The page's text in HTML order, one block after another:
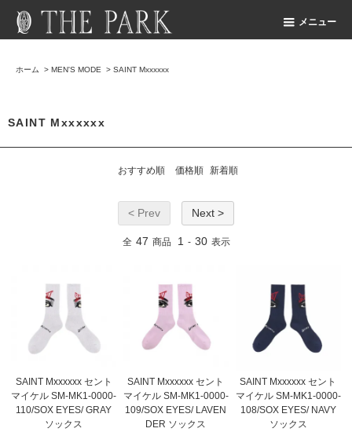
メニュー
ホーム > MEN'S MODE > SAINT Mxxxxxx
SAINT Mxxxxxx
おすすめ順 価格順 新着順
< Prev Next >
全 47 商品 1 - 30 表示
SAINT Mxxxxxx セント
マイケル SM-MK1-0000-
110/SOX EYES/ GRAY
ソックス
SAINT Mxxxxxx セント
マイケル SM-MK1-0000-
109/SOX EYES/ LAVEN
DER ソックス
SAINT Mxxxxxx セント
マイケル SM-MK1-0000-
108/SOX EYES/ NAVY
ソックス